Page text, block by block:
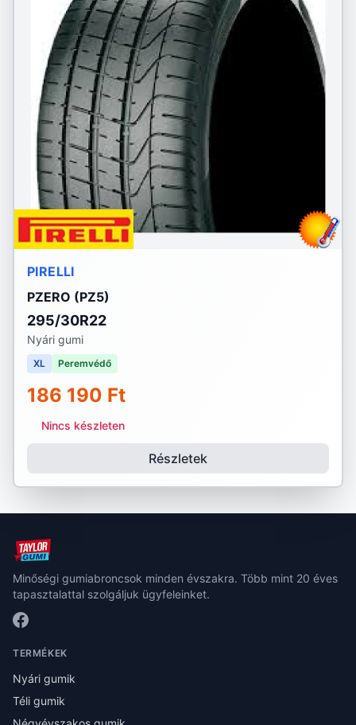
PIRELLI
PZERO (PZ5)
295/30R22
Nyári gumi
XL Peremvédő
186 190 Ft
Nincs készleten
Részletek
Minőségi gumiabroncsok minden évszakra. Több mint 20 éves
tapasztalattal szolgáljuk ügyfeleinket.
TERMÉKEK
Nyári gumik
Téli gumik